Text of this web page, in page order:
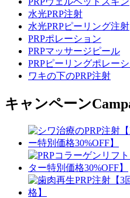
水光PRP注射
水光PRPピーリング注射
PRPポレーション
PRPマッサージピール
PRPピーリングポレー
ワキの下のPRP注射
キャンペーン